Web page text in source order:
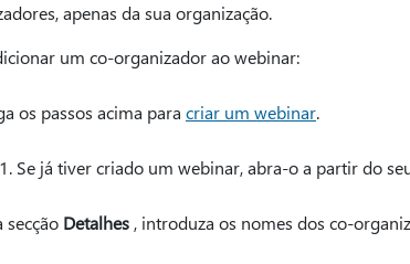
apenas da sua organização.
um co-organizador ao webinar:
os passos acima para criar um webinar.
Se já tiver criado um webinar, abra-o a partir do
secção Detalhes , introduza os nomes dos co-